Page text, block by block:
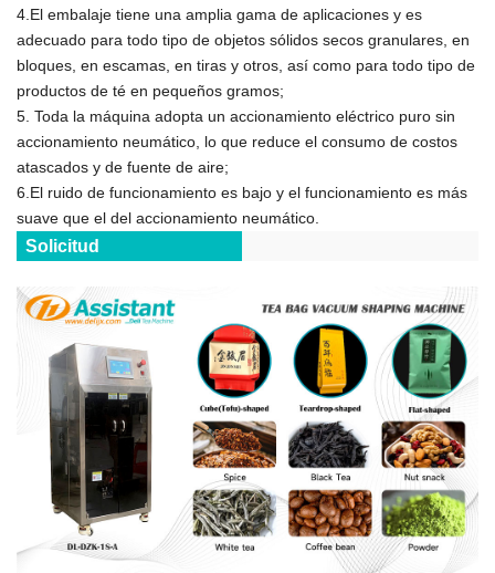
4.El embalaje tiene una amplia gama de aplicaciones y es
adecuado para todo tipo de objetos sólidos secos granulares, en
bloques, en escamas, en tiras y otros, así como para todo tipo de
productos de té en pequeños gramos;
5. Toda la máquina adopta un accionamiento eléctrico puro sin
accionamiento neumático, lo que reduce el consumo de costos
atascados y de fuente de aire;
6.El ruido de funcionamiento es bajo y el funcionamiento es más
suave que el del accionamiento neumático.
Solicitud